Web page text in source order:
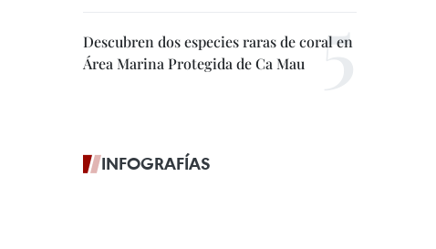
Descubren dos especies raras de coral en
Área Marina Protegida de Ca Mau
INFOGRAFÍAS